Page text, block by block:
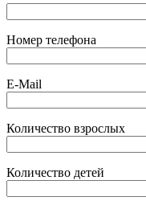
Номер телефона
E-Mail
Количество взрослых
Количество детей